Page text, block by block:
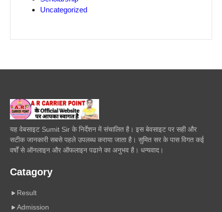
Uncategorized
यह वेबसाइट Sumit Sir के निर्देशन में संचालित है। इस बेवसाइट पर सही और
सटीक जानकारी सबसे पहले उपलब्ध कराया जाता है। सुमित सर के पास विगत कई
वर्षों से ऑनलाइन और ऑफलाइन पढाने का अनुभव है। धन्यवाद।
Catagory
Result
Admission